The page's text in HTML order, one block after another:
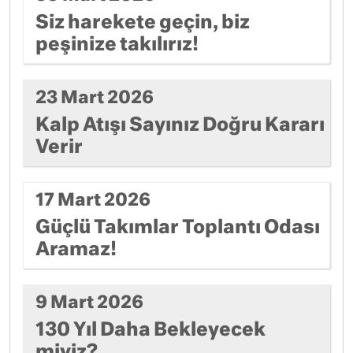
Siz harekete geçin, biz
peşinize takılırız!
23 Mart 2026
Kalp Atışı Sayınız Doğru Kararı
Verir
17 Mart 2026
Güçlü Takımlar Toplantı Odası
Aramaz!
9 Mart 2026
130 Yıl Daha Bekleyecek